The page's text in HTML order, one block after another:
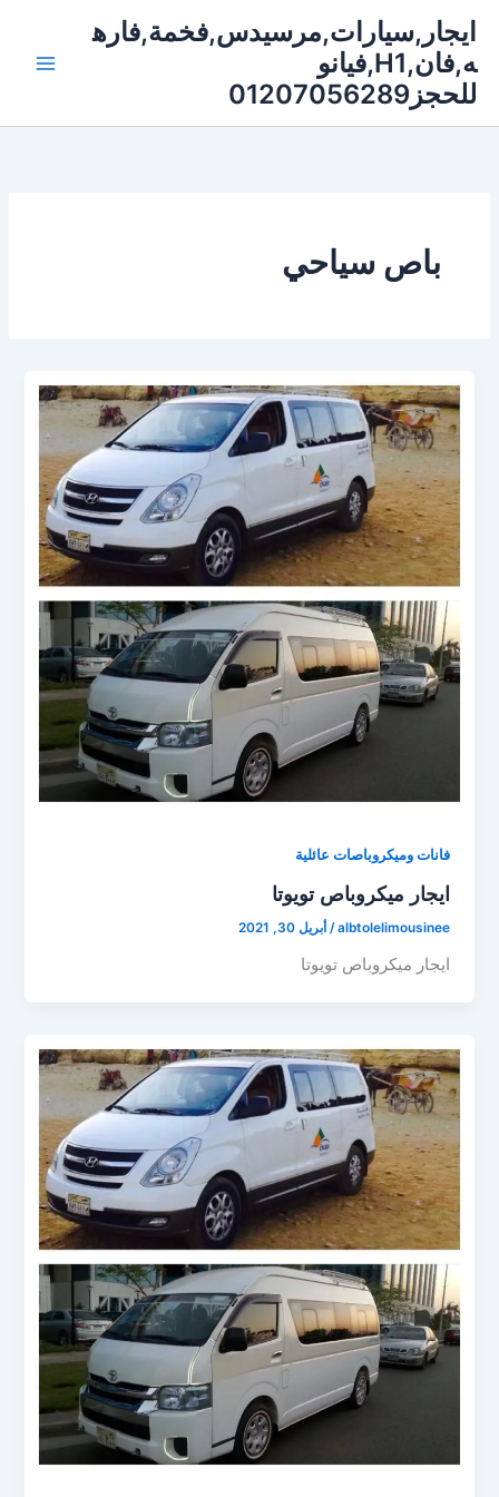
المحتوى
ايجار,سيارات,مرسيدس,فخمة,فاره
ه,فان,H1,فيانو
للحجز01207056289
باص سياحي
فانات وميكروباصات عائلية
ايجار ميكروباص تويوتا
albtolelimousinee
/ أبريل 30, 2021
ايجار ميكروباص تويوتا